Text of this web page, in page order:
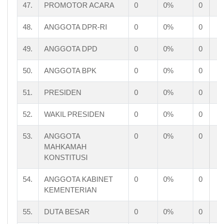
47. PROMOTOR ACARA 0 0% 0
48. ANGGOTA DPR-RI 0 0% 0
49. ANGGOTA DPD 0 0% 0
50. ANGGOTA BPK 0 0% 0
51. PRESIDEN 0 0% 0
52. WAKIL PRESIDEN 0 0% 0
53.
ANGGOTA
MAHKAMAH
KONSTITUSI
0 0% 0
54.
ANGGOTA KABINET
KEMENTERIAN
0 0% 0
55. DUTA BESAR 0 0% 0